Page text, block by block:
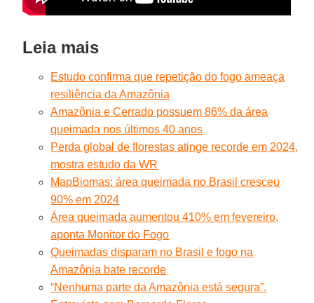
Leia mais
Estudo confirma que repetição do fogo ameaça
resiliência da Amazônia
Amazônia e Cerrado possuem 86% da área
queimada nos últimos 40 anos
Perda global de florestas atinge recorde em 2024,
mostra estudo da WR
MapBiomas: área queimada no Brasil cresceu
90% em 2024
Área queimada aumentou 410% em fevereiro,
aponta Monitor do Fogo
Queimadas disparam no Brasil e fogo na
Amazônia bate recorde
“Nenhuma parte da Amazônia está segura”.